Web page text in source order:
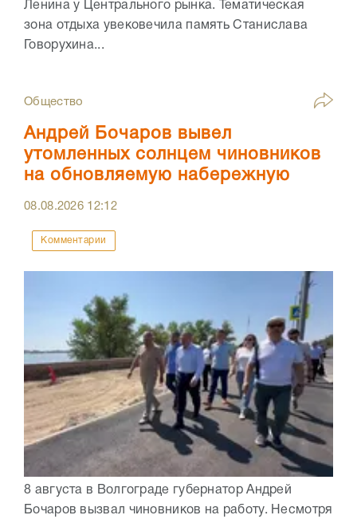
Ленина у Центрального рынка. Тематическая
зона отдыха увековечила память Станислава
Говорухина...
Общество
Андрей Бочаров вывел
утомленных солнцем чиновников
на обновляемую набережную
08.08.2026 12:12
Комментарии
8 августа в Волгограде губернатор Андрей
Бочаров вызвал чиновников на работу. Несмотря